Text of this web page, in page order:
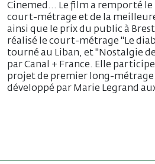
Cinemed... Le film a remporté
court-métrage et de la
ainsi que le prix du public à
réalisé le court-métrage "Le
tourné au Liban, et "Nostalgie
par Canal + France. Elle
projet de premier long-métrage
développé par Marie Legrand